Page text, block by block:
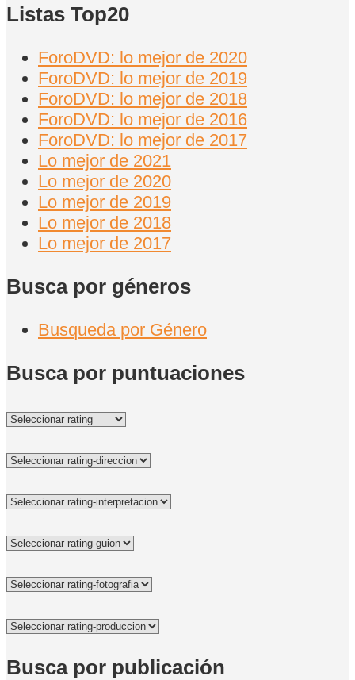
Listas Top20
ForoDVD: lo mejor de 2020
ForoDVD: lo mejor de 2019
ForoDVD: lo mejor de 2018
ForoDVD: lo mejor de 2016
ForoDVD: lo mejor de 2017
Lo mejor de 2021
Lo mejor de 2020
Lo mejor de 2019
Lo mejor de 2018
Lo mejor de 2017
Busca por géneros
Busqueda por Género
Busca por puntuaciones
Busca por publicación